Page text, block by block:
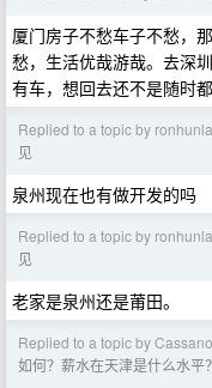
厦门房子不愁车子不愁，
愁，生活优哉游哉。去深
有车，想回去还不是随时都
Replied to a topic by
见
泉州现在也有做开发的吗
Replied to a topic by
见
老家是泉州还是莆田。
Replied to a topic by Cassano
如何？薪水在天津是什么水平？